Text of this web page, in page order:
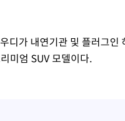
디가 내연기관 및 플러그
미엄 SUV 모델이다.